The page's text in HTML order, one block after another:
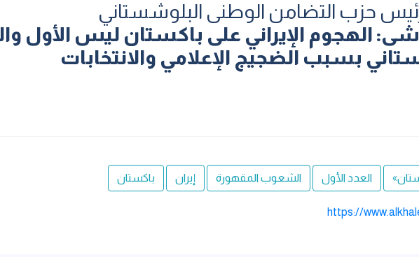
حزب التضامن الوطنی البلوشستاني
الهجوم الإيراني على باكستان ليس الأول
بسبب الضجيج الإعلامي والانتخابات
العدد الأول الشعوب المقهورة إيران باكستان
https://